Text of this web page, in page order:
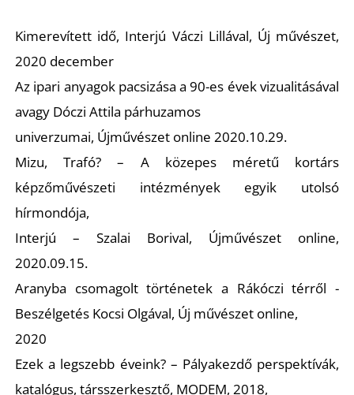
Kimerevített idő, Interjú Váczi Lillával, Új művészet,
2020 december
Az ipari anyagok pacsizása a 90-es évek vizualitásával
avagy Dóczi Attila párhuzamos
univerzumai, Újművészet online 2020.10.29.
Mizu, Trafó? – A közepes méretű kortárs
képzőművészeti intézmények egyik utolsó
hírmondója,
Interjú – Szalai Borival, Újművészet online,
2020.09.15.
Aranyba csomagolt történetek a Rákóczi térről -
Beszélgetés Kocsi Olgával, Új művészet online,
2020
Ezek a legszebb éveink? – Pályakezdő perspektívák,
katalógus, társszerkesztő, MODEM, 2018,